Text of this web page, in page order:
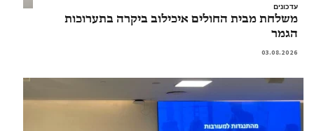
עדכונים
משלחת מבית החולים איכילוב ביקרה בתערוכות
הגמר
03.08.2026